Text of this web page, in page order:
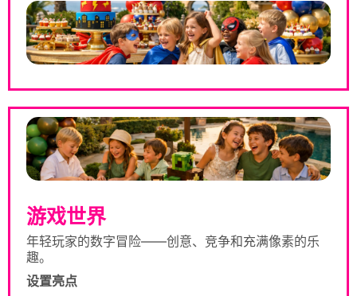
游戏世界
年轻玩家的数字冒险——创意、竞争和充满像素的乐
趣。
设置亮点